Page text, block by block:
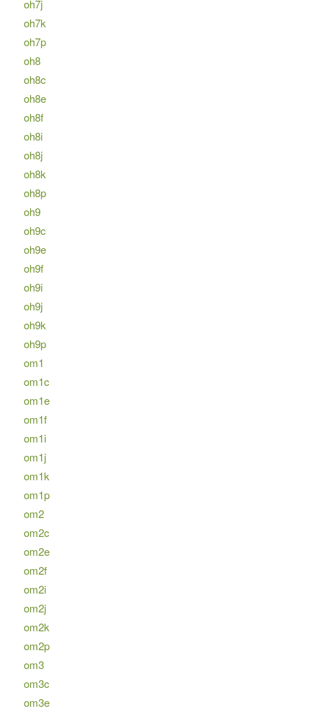
oh7j
oh7k
oh7p
oh8
oh8c
oh8e
oh8f
oh8i
oh8j
oh8k
oh8p
oh9
oh9c
oh9e
oh9f
oh9i
oh9j
oh9k
oh9p
om1
om1c
om1e
om1f
om1i
om1j
om1k
om1p
om2
om2c
om2e
om2f
om2i
om2j
om2k
om2p
om3
om3c
om3e